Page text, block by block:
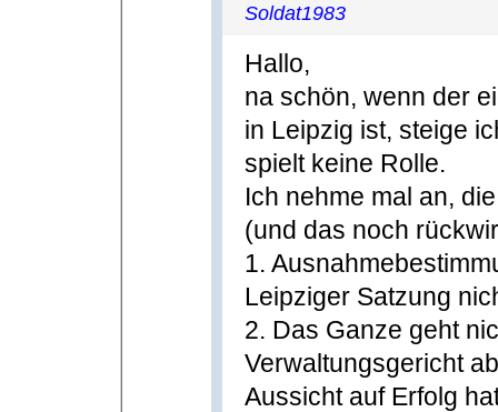
Soldat1983
Hallo,
na schön, wenn der
in Leipzig ist, steige
spielt keine Rolle.
Ich nehme mal an,
(und das noch
1.
Leipziger Satzung
2. Das Ganze geht
Verwaltungsgericht
Aussicht auf Erfolg